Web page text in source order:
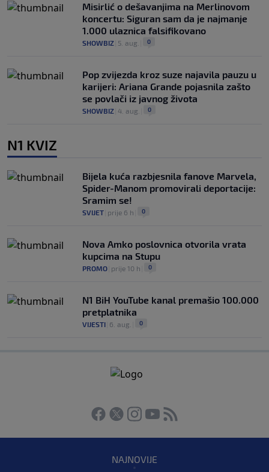
Misirlić o dešavanjima na Merlinovom
koncertu: Siguran sam da je najmanje
1.000 ulaznica falsifikovano
SHOWBIZ 5. aug. 0
Pop zvijezda kroz suze najavila pauzu u
karijeri: Ariana Grande pojasnila zašto
se povlači iz javnog života
SHOWBIZ 4. aug. 0
N1 KVIZ
Bijela kuća razbjesnila fanove Marvela,
Spider-Manom promovirali deportacije:
Sramim se!
SVIJET prije 6 h 0
Nova Amko poslovnica otvorila vrata
kupcima na Stupu
PROMO prije 10 h 0
N1 BiH YouTube kanal premašio 100.000
pretplatnika
VIJESTI 6. aug. 0
NAJNOVIJE